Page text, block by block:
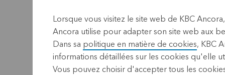
Lorsque vous visitez le site web de KBC
Ancora utilise pour adapter son site web aux
Dans sa politique en matière de cookies, KBC
informations détaillées sur les cookies qu'elle
Vous pouvez choisir d'accepter tous les